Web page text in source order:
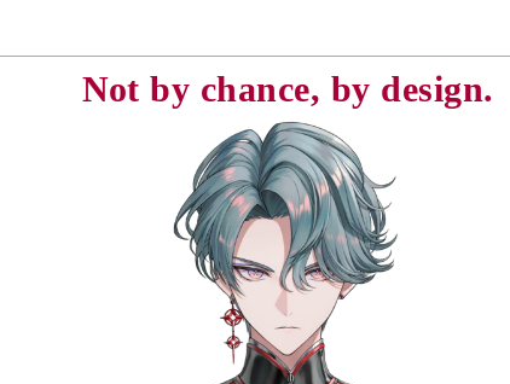
Not by chance, by design.